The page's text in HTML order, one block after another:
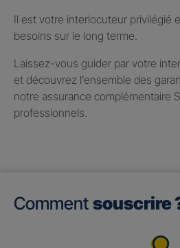
Il est votre interlocuteur privilégié
besoins sur le long terme.
Laissez-vous guider par votre
et découvrez l’ensemble des
notre assurance complémentaire
professionnels.
Comment souscrire